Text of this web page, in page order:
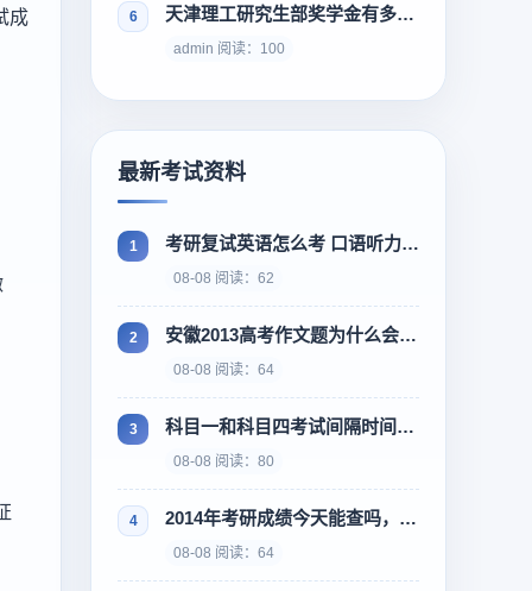
成 天津理工研究生部奖学金有多少 每月补贴够不够花
admin 阅读：100
最新考试资料
考研复试英语怎么考 口语听力要不要准备
08-08 阅读：62
安徽2013高考作文题为什么会这样，网友说太难了
08-08 阅读：64
科目一和科目四考试间隔时间多久
08-08 阅读：80
2014年考研成绩今天能查吗，忘记准考证号怎么办
08-08 阅读：64